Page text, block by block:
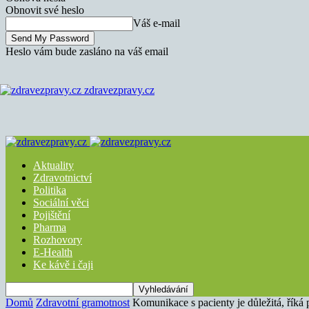
Obnovit své heslo
Váš e-mail
Heslo vám bude zasláno na váš email
zdravezpravy.cz
Aktuality
Zdravotnictví
Politika
Sociální věci
Pojištění
Pharma
Rozhovory
E-Health
Ke kávě i čaji
Domů Zdravotní gramotnost Komunikace s pacienty je důležitá, říká